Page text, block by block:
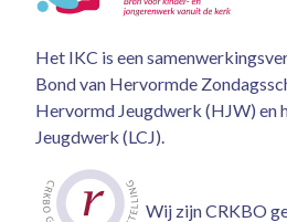
Het IKC is een
Bond van Hervormde
Hervormd Jeugdwerk (HJW) en
Jeugdwerk (LCJ).
Wij zijn CRKBO